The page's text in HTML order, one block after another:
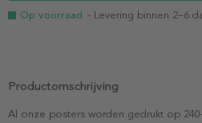
Op voorraad - Levering binnen 2–6
Productomschrijving
Al onze posters worden gedrukt op